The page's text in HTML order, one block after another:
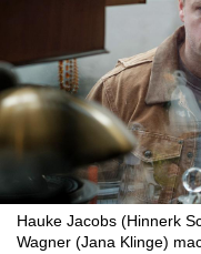
Hauke Jacobs (Hinnerk
Wagner (Jana Klinge)